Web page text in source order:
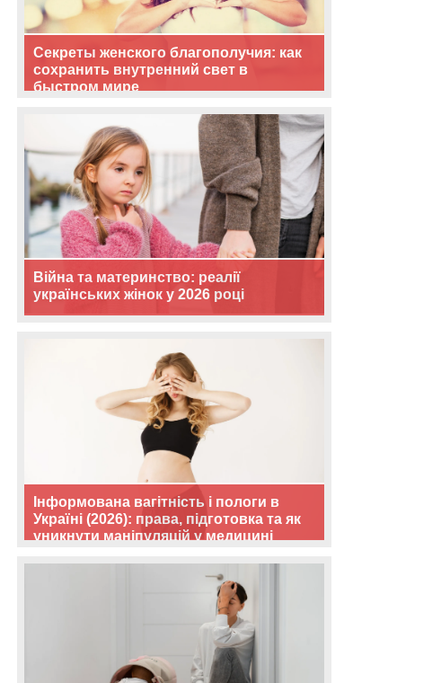
Секреты женского благополучия: как
сохранить внутренний свет в
быстром мире
Війна та материнство: реалії
українських жінок у 2026 році
Інформована вагітність і пологи в
Україні (2026): права, підготовка та як
уникнути маніпуляцій у медицині